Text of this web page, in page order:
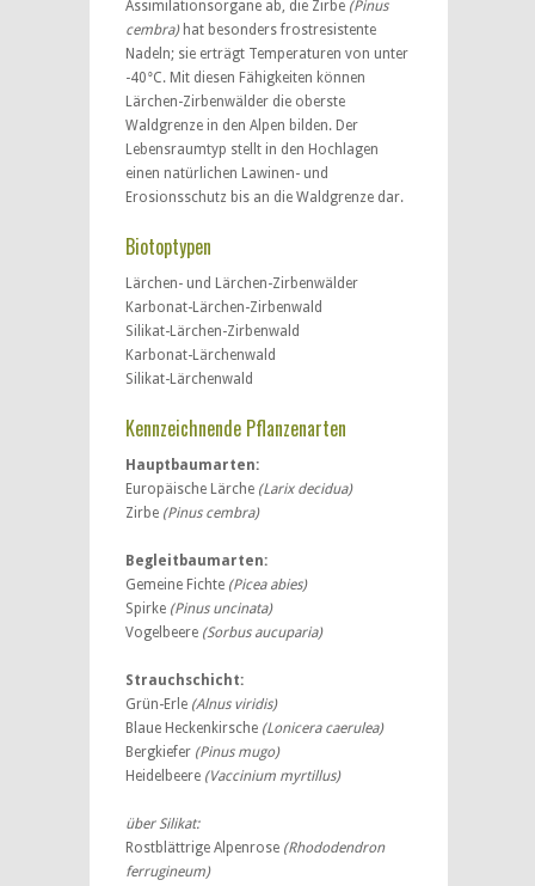
Assimilationsorgane ab, die Zirbe (Pinus
cembra)hat besonders frostresistente
Nadeln; sie erträgt Temperaturen von unter
-40°C. Mit diesen Fähigkeiten können
Lärchen-Zirbenwälder die oberste
Waldgrenze in den Alpen bilden. Der
Lebensraumtyp stellt in den Hochlagen
einen natürlichen Lawinen- und
Erosionsschutz bis an die Waldgrenze dar.
Biotoptypen
Lärchen- und Lärchen-Zirbenwälder
Karbonat-Lärchen-Zirbenwald
Silikat-Lärchen-Zirbenwald
Karbonat-Lärchenwald
Silikat-Lärchenwald
Kennzeichnende Pflanzenarten
Hauptbaumarten:
Europäische Lärche (Larix decidua)
Zirbe (Pinus cembra)
Begleitbaumarten:
Gemeine Fichte (Picea abies)
Spirke (Pinus uncinata)
Vogelbeere (Sorbus aucuparia)
Strauchschicht:
Grün-Erle (Alnus viridis)
Blaue Heckenkirsche (Lonicera caerulea)
Bergkiefer (Pinus mugo)
Heidelbeere (Vaccinium myrtillus)
über Silikat:
Rostblättrige Alpenrose (Rhododendron
ferrugineum)